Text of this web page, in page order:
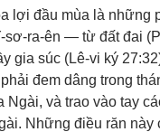
lợi đầu mùa là những
sơ-ra-ên — từ đất đai (
gia súc (Lê-vi ký 27:32
đem dâng trong
và trao vào tay
Những điều răn này